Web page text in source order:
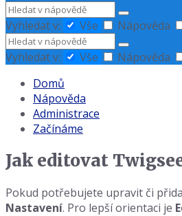
Hledat
Vyhledat v:
Vše Nápověda
Hledat
Vyhledat v:
Vše Nápověda
Domů
Nápověda
Administrace
Začínáme
Jak editovat
Pokud potřebujete upravit či
Nastavení. Pro lepší orientaci je